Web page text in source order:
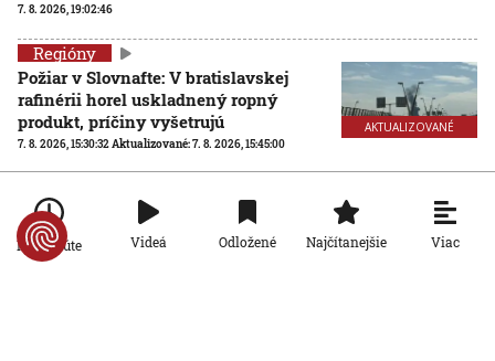
7. 8. 2026, 19:02:46
AKTUALIZOVANÉ
Regióny
Požiar v Slovnafte: V bratislavskej
rafinérii horel uskladnený ropný
produkt, príčiny vyšetrujú
7. 8. 2026, 15:30:32Aktualizované:7. 8. 2026, 15:45:00
Na kúpalisku v Diakovciach malo
zdravotné ťažkosti 16 ľudí, osem ich
skončilo v nemocnici
Po minúte Videá Odložené Najčítanejšie Viac